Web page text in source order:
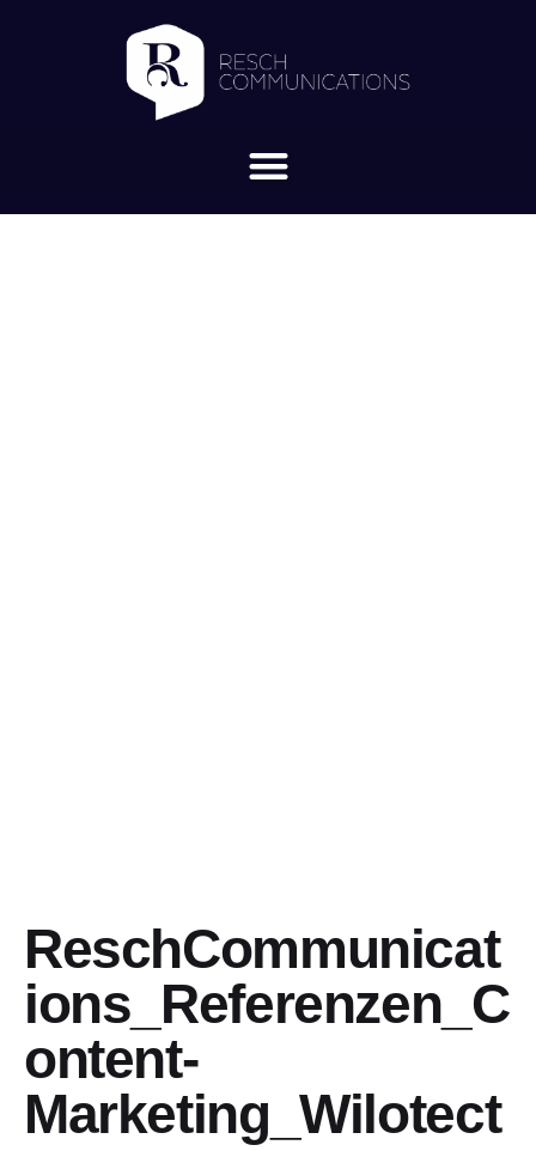
ReschCommunicat
ions_Referenzen_C
ontent-
Marketing_Wilotect